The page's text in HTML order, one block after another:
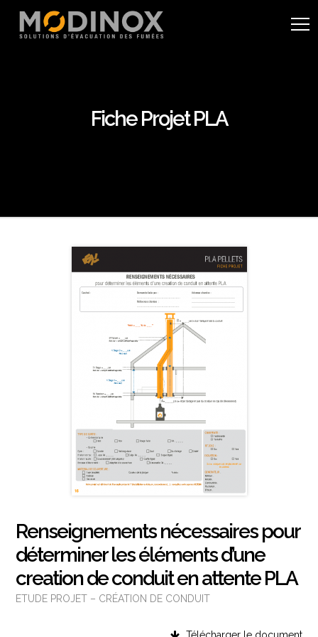
Fiche Projet PLA
Renseignements nécessaires pour
déterminer les éléments d’une
creation de conduit en attente PLA
ETUDE PROJET – CRÉATION DE CONDUIT